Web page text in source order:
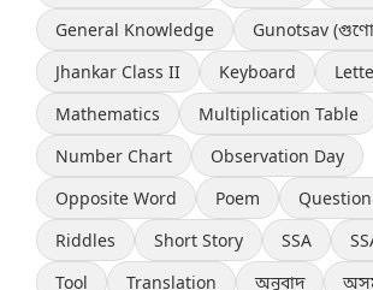
General Knowledge
Gunotsav
Jhankar Class II
Keyboard
Mathematics
Multiplication Table
Number Chart
Observation Day
Opposite Word
Poem
Riddles
Short Story SSA
Tool
Translation অনুবাদ